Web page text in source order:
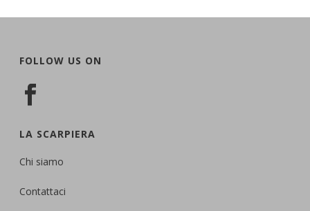
FOLLOW US ON
LA SCARPIERA
Chi siamo
Contattaci